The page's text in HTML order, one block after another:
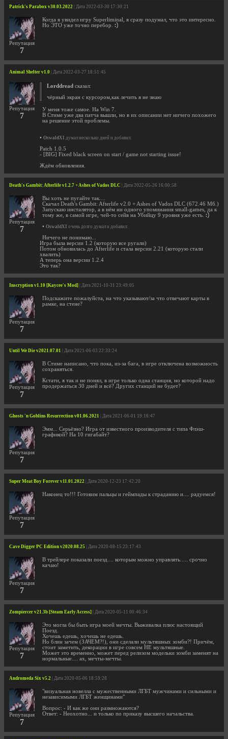
Patrick's Parabox v30.03.2022 | Дата 2022-03-30 17:30:21
Репутация
7
Когда я увидел игру Superliminal, я сразу подумал, что это интересно.
Но ЭТО уже точно перебор.
Animal Shelter v1.0 | Дата 2022-03-27 18:51:45
Репутация
7
Lorddread сказал:
чёрный экран с курсором,как лечить я не знаю
У меня тоже самое. На Win 7.
В Стиме уже два патча вышли, но в их описании нет ничего похожего
на решение этой проблемы.
• OswaldXI думал несколько дней и добавил:
Patch 1.0.5
- [BIG] Fixed black screen on start / game not starting issue!
Ждём обновления.
Death's Gambit: Afterlife v1.2.7 + Ashes of Vados DLC | Дата 2022-05-26 16:00:58
Репутация
7
Вы хоть не пугайте так....
Скачал Death's Gambit: Afterlife v2.0 + Ashes of Vados DLC (672.46 Мб.)
Запускаю инсталятор, а в нём ни одного упоминания small-games, да к
тому же, в самой игре, чей-то сейв на Убийцу 9 уровня уже есть.
• OswaldXI очень долго думал и добавил:
Ничего не понимаю...
Игра была версии 1.2 (которую все ругали)
Потом обновилась до Afterlife и стала версии 2.21 (которую стали
хвалить)
А теперь она версии 1.2.4
Это так?
Inscryption v1.10 [Kaycee's Mod] | Дата 2021-10-31 23:49:05
Репутация
7
Подскажите пожалуйста, на что указывают/за что отвечают карты в
рамке, на стене?
Until We Die v2021.07.01 | Дата 2021-06-03 22:33:24
Репутация
7
В Стиме написано, что пока, из-за бага, в игре отключена возможность
сохраняться.
Кстати, я так и не понял, в игре только одна станция, но которой надо
продержаться 30 дней и всё? Других станций не будет?
Ghosts 'n Goblins Resurrection v01.06.2021 | Дата 2021-06-01 19:16:47
Репутация
7
Эмм... Серьёзно? Игра от известного производителя с типа Флэш-
графикой? На 10 гигабайт?
Super Meat Boy Forever v11.01.2022 | Дата 2020-12-23 17:42:20
Репутация
7
Наконец то!!! Готовим пальцы и геймпады к страданию и.... радуемся!
Cave Digger PC Edition v2020.08.25 | Дата 2020-08-15 23:17:43
Репутация
7
В трейлере показали поезд.... которым можно управлять..... срочно
качаю!
Zompiercer v21.3b [Steam Early Access] | Дата 2020-05-11 00:46:34
Репутация
7
Это могла бы быть игра моей мечты. Выживалка плюс настоящий
Поезд.
Хочешь едешь, хочешь не едешь.
Но блин зачем (ЗАЧЕМ?!), они сделали мультяшных зомби?! Причём,
стоит заметить, декорации в игре совсем НЕ мультяшные.
Может это временно, может перед релизом модельки зомби заменят на
нормальные.... ах, мечты-мечты.
Andromeda Six v5.2 | Дата 2020-05-06 18:59:28
Репутация
7
"визуальная новелла с мужественными ЛГБТ мужчинами и сильными и
независимыми ЛГБТ женщинами"
Вопрос: - И как же они размножаются?
Ответ: - Неохотно... и только по приказу высшего начальства.